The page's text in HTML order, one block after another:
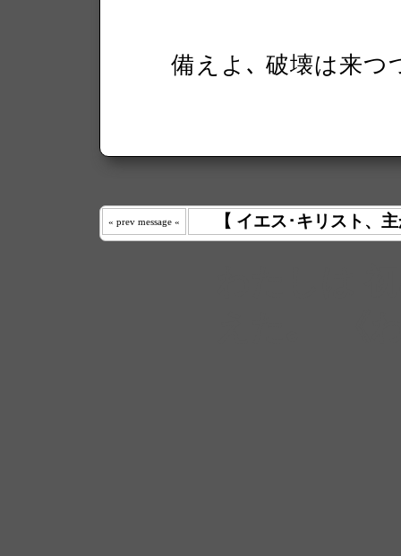
備えよ､ 破壊は来つ
« prev message « 【 イエス･キリスト、